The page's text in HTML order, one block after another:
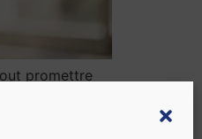
promettre
n’avez pas de
de vous